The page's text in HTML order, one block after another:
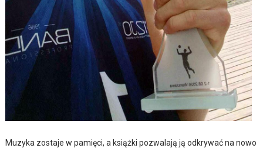
Muzyka zostaje w pamięci, a książki pozwalają ją odkrywać na nowo